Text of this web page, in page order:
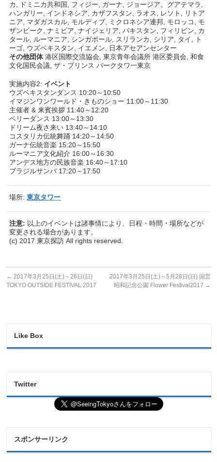
カ, ドミニカ共和国, フィジー, ガーナ, ジョージア、グアテマラ,
ハンガリー, インドネシア, カザフスタン, ラオス, レソト, リトア
ニア, マダガスカル, モルディブ, ミクロネシア連邦, モロッコ, モ
ザンビーク, ナミビア, ナイジェリア, パキスタン, フィリピン, カ
タール, ルーマニア, シンガポール, スリランカ, シリア, タイ, ト
ーゴ, ウズベキスタン, イエメン, 日本アセアンセンター
その他団体港区国際交流協会, 東京青年会議所 港区委員会, 和食
文化国民会議, ザ・プリンス パークタワ一東京
実施内容2: イベント
ウズベキスタンダンス 10:20～10:50
イマジンワンワールド・きものショー 11:00～11:30
主催者 & 来賓挨拶 11:40～12:20
ベリーダンス 13:00～13:30
ドリーム夜さ来い 13:40～14:10
コスタリカ伝統舞踊 14:20～14:50
ガーナ伝統音楽 15:20～15:50
ルーマニア文化紹介 16:00～16:30
アンデス地方の民族音楽 16:40～17:10
ブラジルサンバ 17:20～17:50
場所:東京タワー
注意: 以上のイベントは諸事情により、日程・時間・場所などが
変更される場合があります。
(c) 2017 東京探訪 All rights reserved.
← 2017年3月25日(土)～26日(日)
TOKYO OUTSIDE FESTIVAL 2017
2017年3月25日(土)～5月28日(日) 国営
昭和記念公園 Flower Festival2017 →
Like Box
Twitter
スポンサーリンク